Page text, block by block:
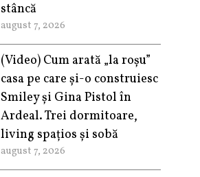
stâncă
august 7, 2026
(Video) Cum arată „la roşu”
casa pe care şi-o construiesc
Smiley şi Gina Pistol în
Ardeal. Trei dormitoare,
living spațios și sobă
august 7, 2026